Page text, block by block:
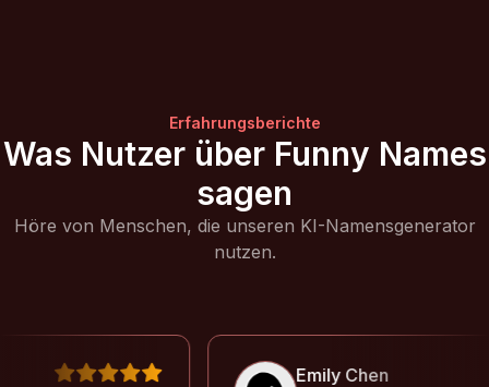
Erfahrungsberichte
Was Nutzer über Funny Names
sagen
Höre von Menschen, die unseren KI-Namensgenerator
nutzen.
Emily Chen